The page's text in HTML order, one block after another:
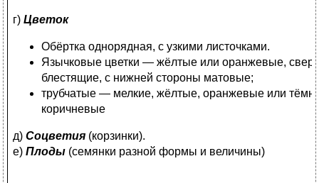
г) Цветок
Обёртка однорядная, с узкими листочками.
Язычковые цветки — жёлтые или оранжевые,
блестящие, с нижней стороны матовые;
трубчатые — мелкие, жёлтые, оранжевые или
коричневые
д) Соцветия (корзинки).
е) Плоды (семянки разной формы и величины)